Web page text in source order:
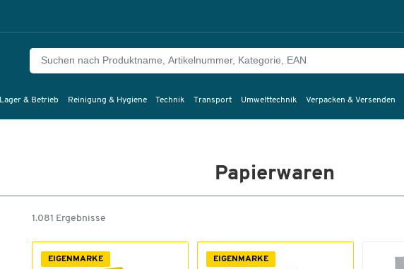
Lager & Betrieb Reinigung & Hygiene Technik Transport Umwelttechnik Verpacken & Versenden
Papierwaren
1.081 Ergebnisse
EIGENMARKE EIGENMARKE